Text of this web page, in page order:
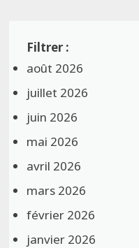
août 2026
juillet 2026
juin 2026
mai 2026
avril 2026
mars 2026
février 2026
janvier 2026